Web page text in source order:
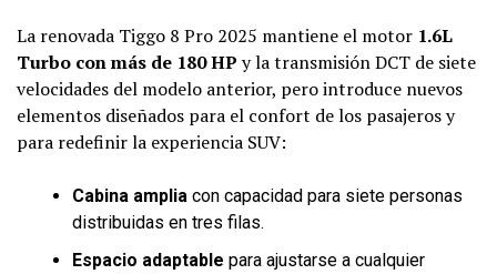
La renovada Tiggo 8 Pro 2025 mantiene el motor 1.6L
Turbo con más de 180 HP y la transmisión DCT de siete
velocidades del modelo anterior, pero introduce nuevos
elementos diseñados para el confort de los pasajeros y
para redefinir la experiencia SUV:
Cabina amplia con capacidad para siete personas
distribuidas en tres filas.
Espacio adaptable para ajustarse a cualquier